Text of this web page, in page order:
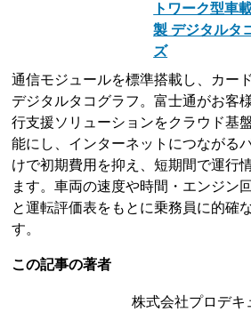
トワーク型車
製 デジタルタ
ズ
通信モジュールを標準搭載し、カー
デジタルタコグラフ。富士通がお客
行支援ソリューションをクラウド基
能にし、インターネットにつながる
けで初期費用を抑え、短期間で運行
ます。車両の速度や時間・エンジン
と運転評価表をもとに乗務員に的確
す。
この記事の著者
株式会社プロデ